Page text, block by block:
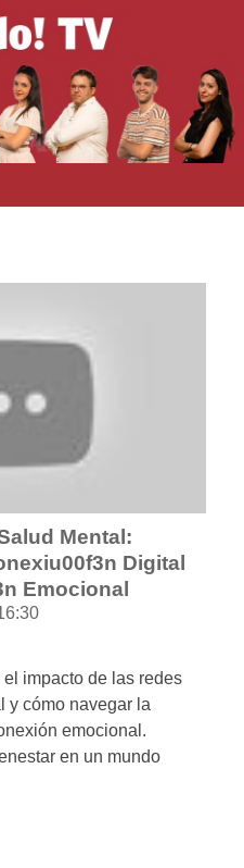
Mental:
Digital
Emocional
impacto de las redes
y cómo navegar la
emocional.
en un mundo